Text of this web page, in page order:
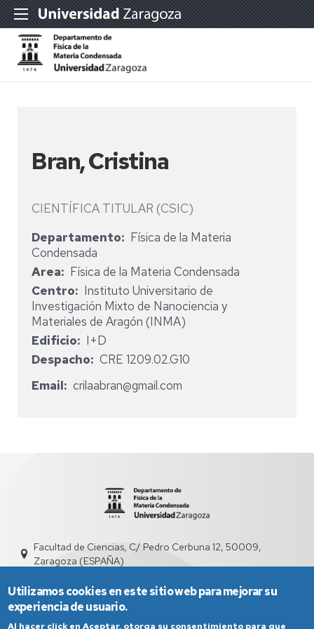
Bran, Cristina
CIENTÍFICA TITULAR (CSIC)
Departamento
Física de la Materia
Condensada
Area
Física de la Materia Condensada
Centro
Instituto Universitario de
Investigación Mixto de Nanociencia y
Materiales de Aragón (INMA)
Edificio
I+D
Despacho
CRE 1209.02.G10
Email
crilaabran@gmail.com
Facultad de Ciencias, C/ Pedro Cerbuna 12, 50009,
Zaragoza (ESPAÑA)
Utilizamos cookies en este sitio web para mejorar su
experiencia de usuario.
Al hacer click en Aceptar, otorga su consentimiento para que